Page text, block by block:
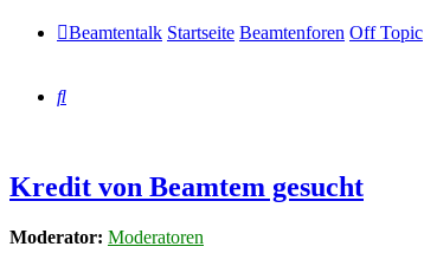
Beamtentalk Startseite Beamtenforen Off Topic
Suche
Kredit von Beamtem gesucht
Moderator: Moderatoren